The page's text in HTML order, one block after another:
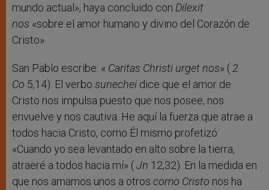
mundo actual», haya concluido con Dilexit
nos «sobre el amor humano y divino del Corazón de
Cristo».
San Pablo escribe: « Caritas Christi urget nos» ( 2
Co 5,14). El verbo sunechei dice que el amor de
Cristo nos impulsa puesto que nos posee, nos
envuelve y nos cautiva. He aquí la fuerza que atrae a
todos hacia Cristo, como Él mismo profetizó:
«Cuando yo sea levantado en alto sobre la tierra,
atraeré a todos hacia mí» (Jn 12,32). En la medida en
que nos amamos unos a otros como Cristo nos ha